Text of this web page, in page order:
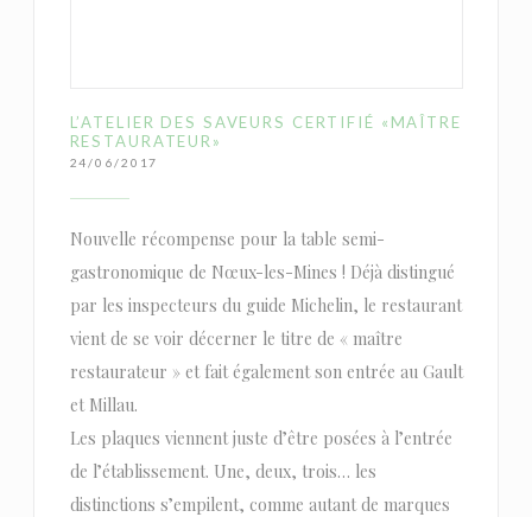
L’ATELIER DES SAVEURS CERTIFIÉ «MAÎTRE
RESTAURATEUR»
24/06/2017
Nouvelle récompense pour la table semi-
gastronomique de Nœux-les-Mines ! Déjà distingué
par les inspecteurs du guide Michelin, le restaurant
vient de se voir décerner le titre de « maître
restaurateur » et fait également son entrée au Gault
et Millau.
Les plaques viennent juste d’être posées à l’entrée
de l’établissement. Une, deux, trois… les
distinctions s’empilent, comme autant de marques